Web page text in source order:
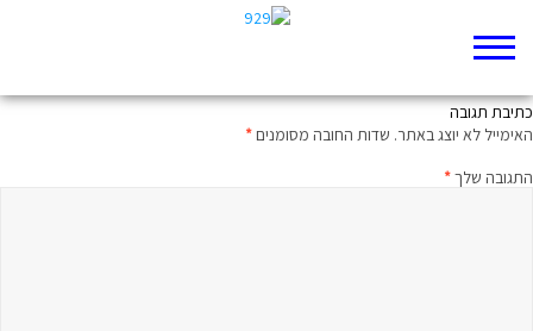
כתיבת תגובה
האימייל לא יוצג באתר. שדות החובה מסומנים*
התגובה שלך*